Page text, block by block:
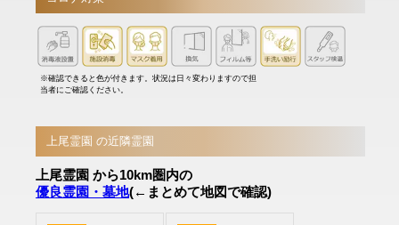
※確認できると色が付きます。状況は日々変わりますので担
当者にご確認ください。
上尾霊園 の近隣霊園
上尾霊園 から10km圏内の
優良霊園・墓地(←まとめて地図で確認)